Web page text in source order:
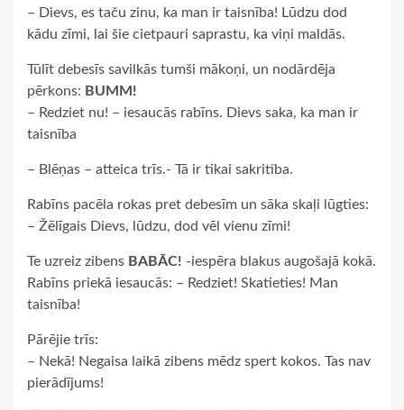
– Dievs, es taču zinu, ka man ir taisnība! Lūdzu dod
kādu zīmi, lai šie cietpauri saprastu, ka viņi maldās.
Tūlīt debesīs savilkās tumši mākoņi, un nodārdēja
pērkons: BUMM!
– Redziet nu! – iesaucās rabīns. Dievs saka, ka man ir
taisnība
– Blēņas – atteica trīs.- Tā ir tikai sakritība.
Rabīns pacēla rokas pret debesīm un sāka skaļi lūgties:
– Žēlīgais Dievs, lūdzu, dod vēl vienu zīmi!
Te uzreiz zibens BABĀC! -iespēra blakus augošajā kokā.
Rabīns priekā iesaucās: – Redziet! Skatieties! Man
taisnība!
Pārējie trīs:
– Nekā! Negaisa laikā zibens mēdz spert kokos. Tas nav
pierādījums!